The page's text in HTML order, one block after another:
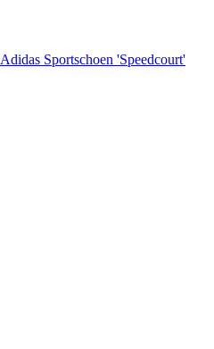
Adidas Sportschoen 'Speedcourt'